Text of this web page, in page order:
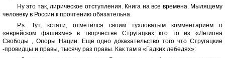
Ну это так, лирическое отступления. Книга на все времена. Мылящему
человеку в России к прочтению обязательна.
P.s. Тут, кстати, отметился своим тухловатым комментарием о
«еврейском фашизме» в творчестве Стругацких кто то из «Легиона
Свободы , Опоры Нации. Еще одно доказательство того что Стругацкие
-провидцы и правы, тысячу раз правы. Как там в «Гадких лебедях»: